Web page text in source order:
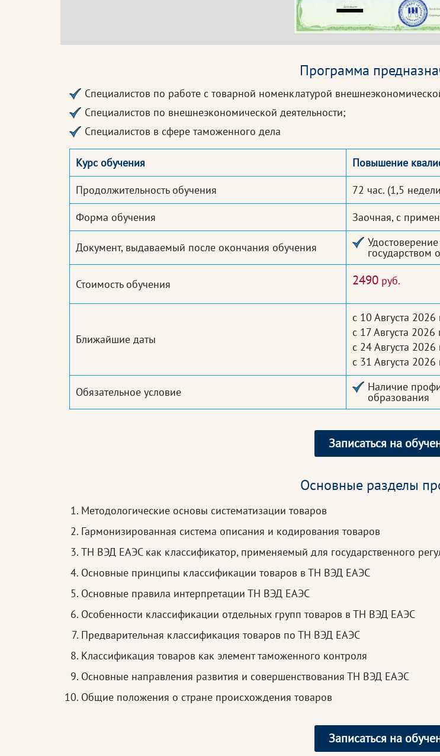
Программа
Специалистов по работе с товарной номенклатурой
Специалистов по внешнеэкономической деятельности;
Специалистов в сфере таможенного дела
Курс обучения
Повышение
Продолжительность обучения
72 час. (1,5
Форма обучения
Заочная, с
Документ, выдаваемый после окончания обучения государством
Стоимость обучения 2490 руб.
Ближайшие даты
с 10 Августа 2026
с 17 Августа 2026
с 24 Августа 2026
с 31 Августа 2026
Обязательное условие Наличие
образования
Записаться на
Основные разделы
Методологические основы систематизации товаров
Гармонизированная система описания и кодирования товаров
ТН ВЭД ЕАЭС как классификатор, применяемый для государственного
Основные принципы классификации товаров в ТН ВЭД ЕАЭС
Основные правила интерпретации ТН ВЭД ЕАЭС
Особенности классификации отдельных групп товаров в ТН ВЭД ЕАЭС
Предварительная классификация товаров по ТН ВЭД ЕАЭС
Классификация товаров как элемент таможенного контроля
Основные направления развития и совершенствования ТН ВЭД ЕАЭС
Общие положения о стране происхождения товаров
Записаться на